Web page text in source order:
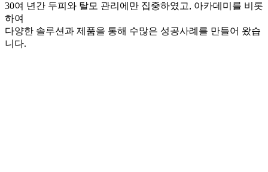
30여 년간 두피와 탈모 관리에만 집중하였고, 아카데미를 비롯
하여
다양한 솔루션과 제품을 통해 수많은 성공사례를 만들어 왔습
니다.